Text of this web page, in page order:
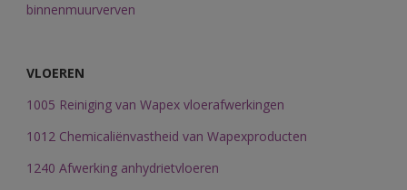
binnenmuurverven
VLOEREN
1005 Reiniging van Wapex vloerafwerkingen
1012 Chemicaliënvastheid van Wapexproducten
1240 Afwerking anhydrietvloeren